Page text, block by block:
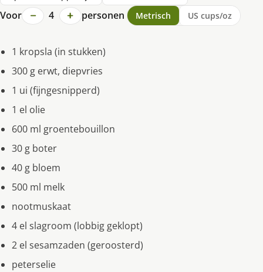
Voor − 4 + personen Metrisch US cups/oz
1 kropsla (in stukken)
300 g erwt, diepvries
1 ui (fijngesnipperd)
1 el olie
600 ml groentebouillon
30 g boter
40 g bloem
500 ml melk
nootmuskaat
4 el slagroom (lobbig geklopt)
2 el sesamzaden (geroosterd)
peterselie